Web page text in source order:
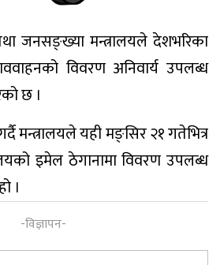
जनसङ्ख्या मन्त्रालयले देशभरिका
विवरण अनिवार्य उपलब्ध
छ ।
मन्त्रालयले यही मङ्सिर २१ गतेभित्र
इमेल ठेगानामा विवरण उपलब्ध
।